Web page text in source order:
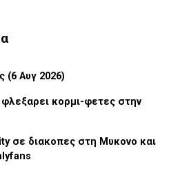
(6 Αυγ 2026)
κορμι-φετες στην
σε διακοπες στη Μυκονο και